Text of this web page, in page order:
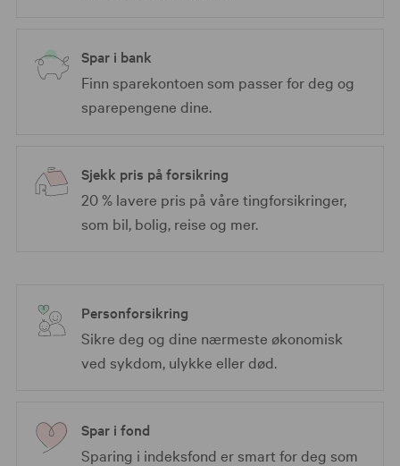
Spar i bank
Finn sparekontoen som passer for deg og
sparepengene dine.
Sjekk pris på forsikring
20 % lavere pris på våre tingforsikringer,
som bil, bolig, reise og mer.
Personforsikring
Sikre deg og dine nærmeste økonomisk
ved sykdom, ulykke eller død.
Spar i fond
Sparing i indeksfond er smart for deg som